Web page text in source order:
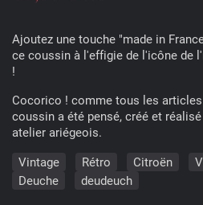
Ajoutez une touche "made in
ce coussin à l'effigie de l'icône de
!
Cocorico ! comme tous les
coussin a été pensé, créé et
atelier ariégeois.
Vintage
Rétro Citroën
Deuche
deudeuch